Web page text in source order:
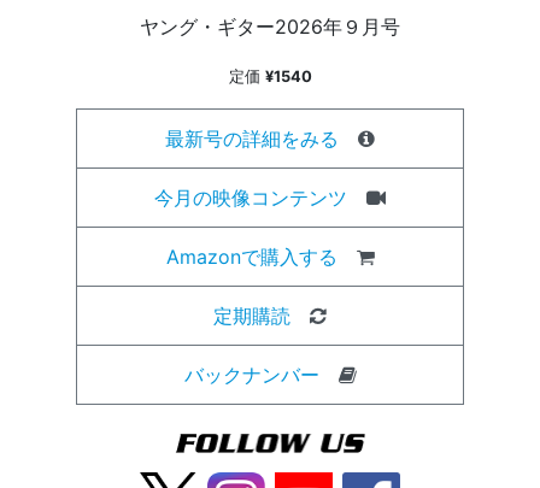
ヤング・ギター2026年９月号
定価 ¥1540
最新号の詳細をみる
今月の映像コンテンツ
Amazonで購入する
定期購読
バックナンバー